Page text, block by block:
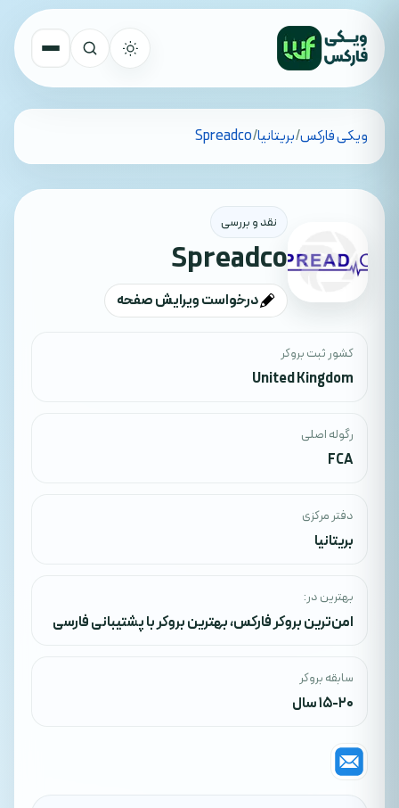
تمام کشورهاویکی فارکس/بریتانیا/
Spreadco
نقد و بررسی
Spreadco
درخواست ویرایش صفحه
کشور ثبت بروکر
United Kingdom
رگوله اصلی
FCA
دفتر مرکزی
بریتانیا
بهترین در:
امن‌ترین بروکر فارکس،بهترین بروکر با پشتیبانی فارسی
سابقه بروکر
15-20 سال